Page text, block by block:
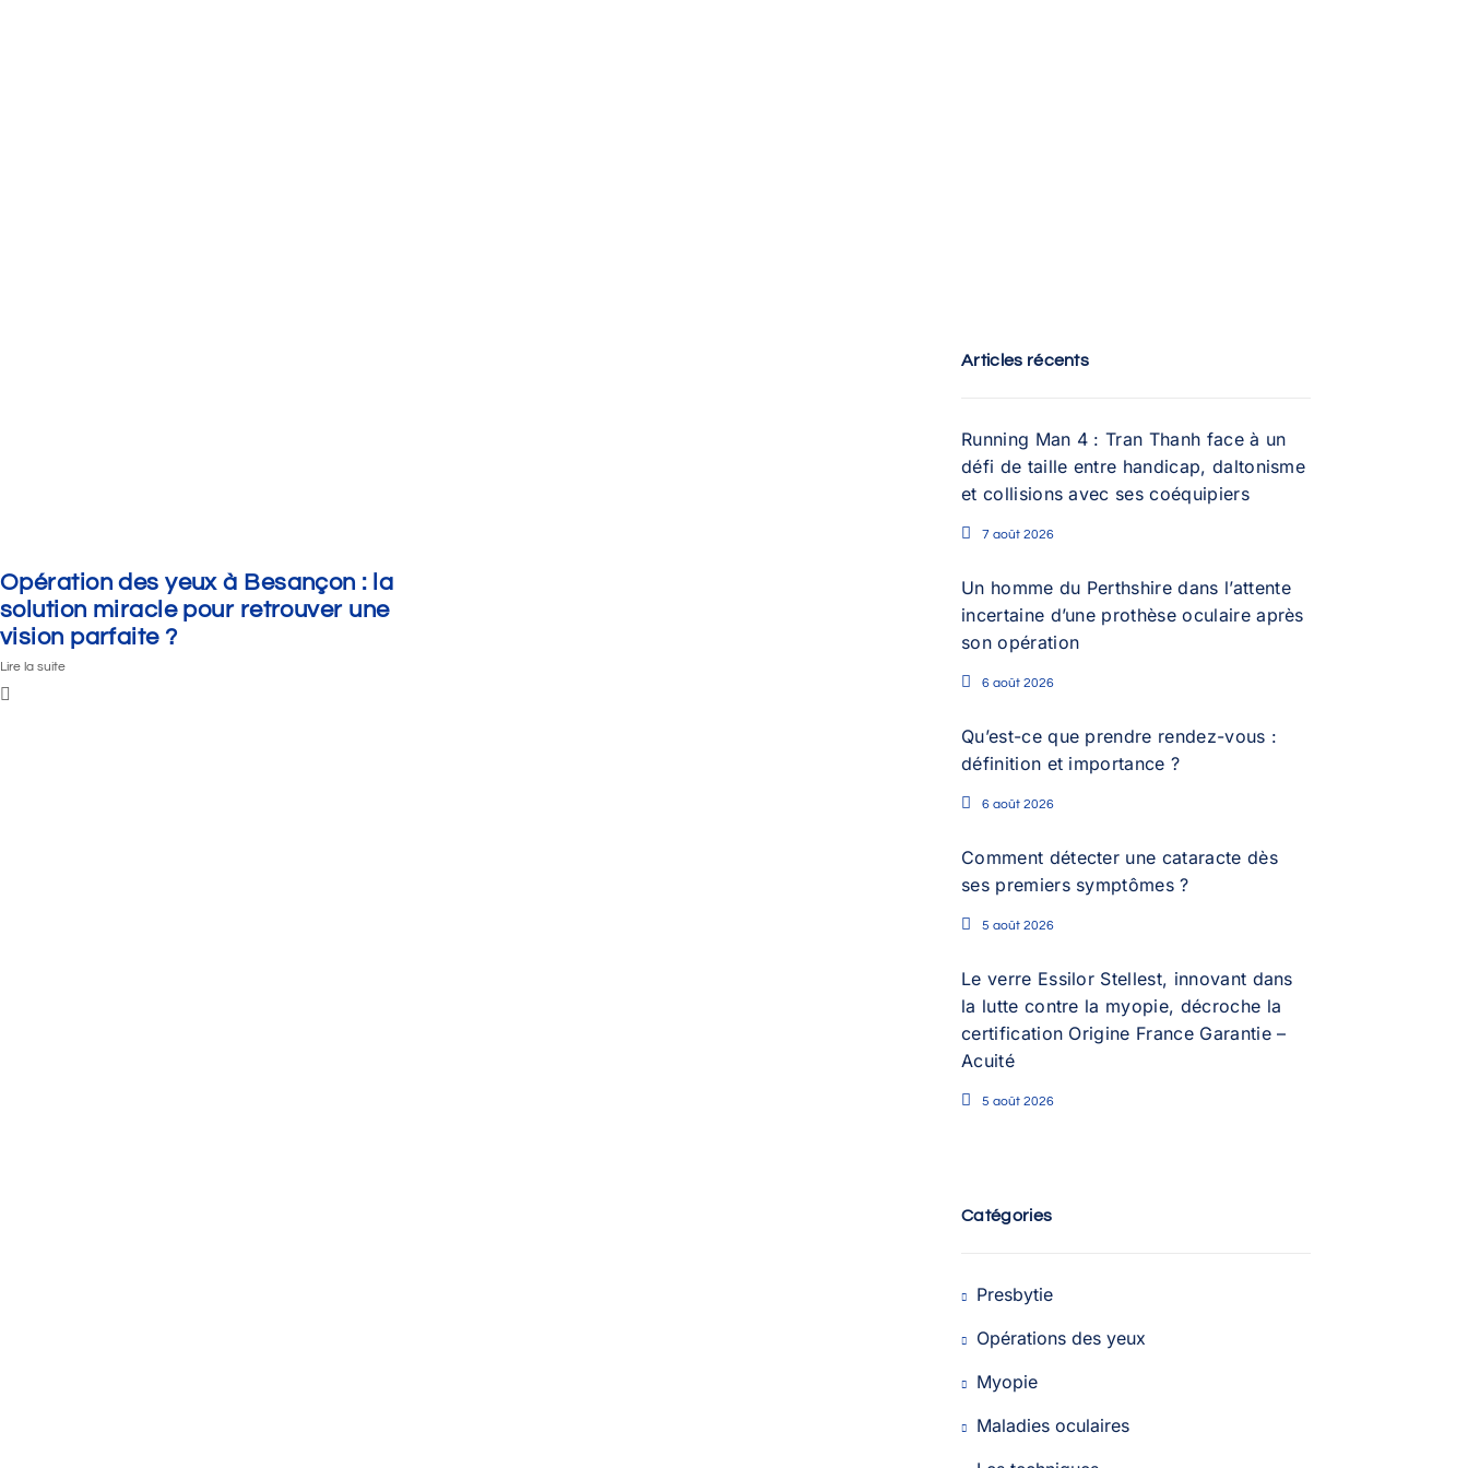
Opération des yeux à Besançon : la
solution miracle pour retrouver une
vision parfaite ?
Lire la suite
Articles récents
Running Man 4 : Tran Thanh face à un
défi de taille entre handicap, daltonisme
et collisions avec ses coéquipiers
7 août 2026
Un homme du Perthshire dans l’attente
incertaine d’une prothèse oculaire après
son opération
6 août 2026
Qu’est-ce que prendre rendez-vous :
définition et importance ?
6 août 2026
Comment détecter une cataracte dès
ses premiers symptômes ?
5 août 2026
Le verre Essilor Stellest, innovant dans
la lutte contre la myopie, décroche la
certification Origine France Garantie –
Acuité
5 août 2026
Catégories
Presbytie
Opérations des yeux
Myopie
Maladies oculaires